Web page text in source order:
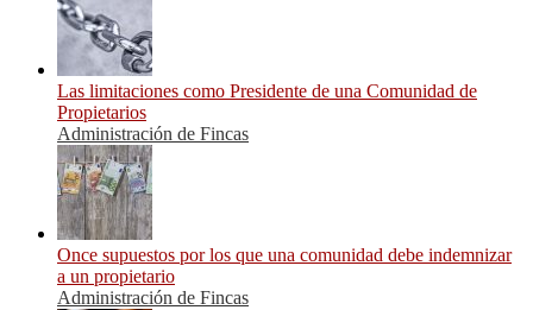
Las limitaciones como Presidente de una Comunidad de
Propietarios
Administración de Fincas
Once supuestos por los que una comunidad debe indemnizar
a un propietario
Administración de Fincas